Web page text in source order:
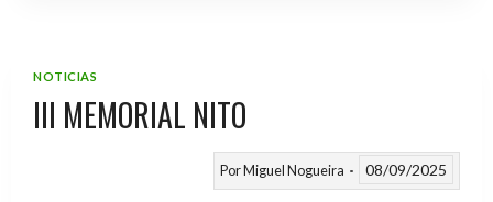
NOTICIAS
III MEMORIAL NITO
PorMiguel Nogueira 08/09/2025